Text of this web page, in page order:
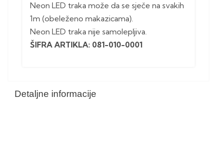
Detaljne informacije
Neon LED traka može da se sječe na svakih
1m (obeleženo makazicama).
Neon LED traka nije samolepljiva.
ŠIFRA ARTIKLA: 081-010-0001